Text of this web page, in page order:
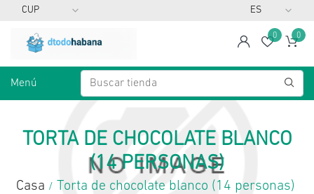
spanLista
0 0
Menú
TORTA DE CHOCOLATE BLANCO
(14 PERSONAS)
Casa / Torta de chocolate blanco (14 personas)